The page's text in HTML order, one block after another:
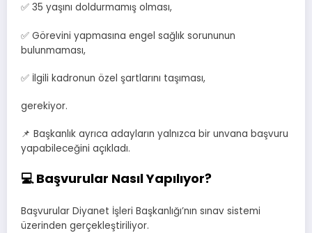
✅ 35 yaşını doldurmamış olması,
✅ Görevini yapmasına engel sağlık sorununun
bulunmaması,
✅ İlgili kadronun özel şartlarını taşıması,
gerekiyor.
📌 Başkanlık ayrıca adayların yalnızca bir unvana başvuru
yapabileceğini açıkladı.
💻 Başvurular Nasıl Yapılıyor?
Başvurular Diyanet İşleri Başkanlığı’nın sınav sistemi
üzerinden gerçekleştiriliyor.